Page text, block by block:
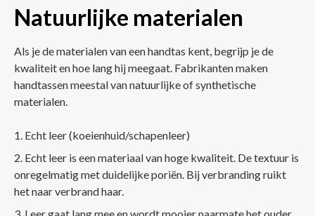
Natuurlijke materialen
Als je de materialen van een handtas kent, begrijp je de
kwaliteit en hoe lang hij meegaat. Fabrikanten maken
handtassen meestal van natuurlijke of synthetische
materialen.
Echt leer (koeienhuid/schapenleer)
Echt leer is een materiaal van hoge kwaliteit. De textuur is
onregelmatig met duidelijke poriën. Bij verbranding ruikt
het naar verbrand haar.
Leer gaat lang mee en wordt mooier naarmate het ouder